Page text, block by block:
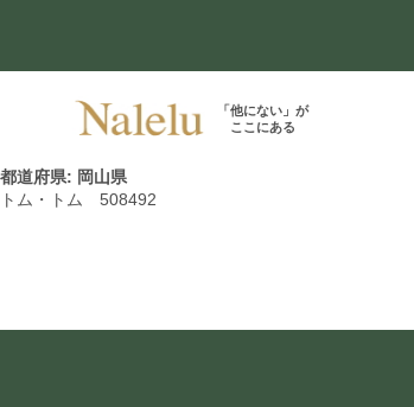
「他にない」が
ここにある
都道府県: 岡山県
トム・トム 508492